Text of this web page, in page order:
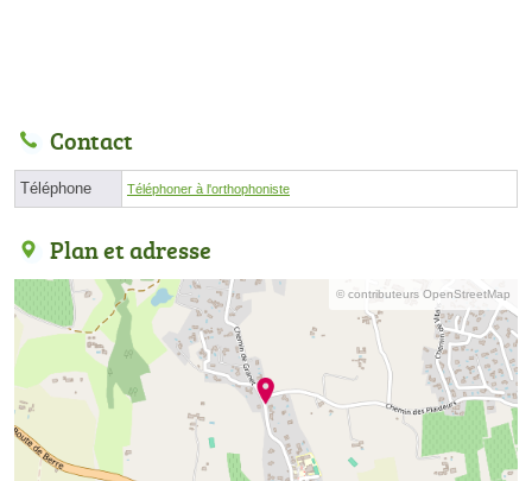
Contact
Téléphone Téléphoner à l'orthophoniste
Plan et adresse
© contributeurs OpenStreetMap